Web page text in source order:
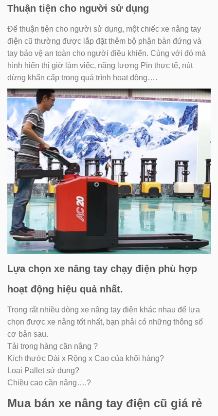
Thuận tiện cho người sử dụng
Để thuận tiện cho người sử dụng, một chiếc xe nâng tay
điện cũ thường được lắp đặt thêm bộ phận bàn đứng và
tay bảo vệ an toàn cho người điều khiển. Cùng với đó mà
hình hiển thị giờ làm việc, năng lượng Pin thực tế, nút
dừng khẩn cấp trong quá trình hoạt động….
Lựa chọn xe nâng tay chạy điện phù hợp
hoạt động hiệu quả nhất.
Trọng rất nhiều dòng xe nâng tay điện khác nhau để lựa
chọn được xe nâng tốt nhất, bạn phải có những thông số
cơ bản sau.
Tải trọng hàng cần nâng ?
Kích thước Dài x Rộng x Cao của khối hàng?
Loại Pallet sử dụng?
Chiều cao cần nâng….?
Mua bán xe nâng tay điện cũ giá rẻ